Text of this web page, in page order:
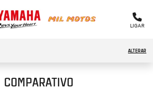
LIGAR
ALTERAR
COMPARATIVO